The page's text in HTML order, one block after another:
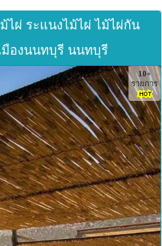
ไผ่ ระแนงไม้ไผ่ ไม้ไผ่กัน
เมืองนนทบุรี นนทบุรี
10+
รายการ